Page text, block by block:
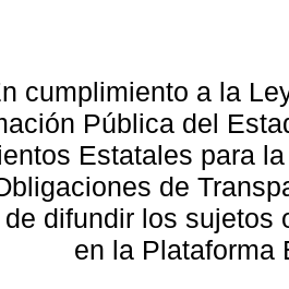
cumplimiento a la
Pública del
Estatales para
de
difundir los sujetos
en la Plataforma